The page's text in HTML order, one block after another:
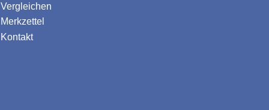
Vergleichen
Merkzettel
Kontakt